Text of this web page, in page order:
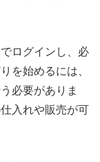
ログインし、必
を始めるには、
必要がありま
入れや販売が可